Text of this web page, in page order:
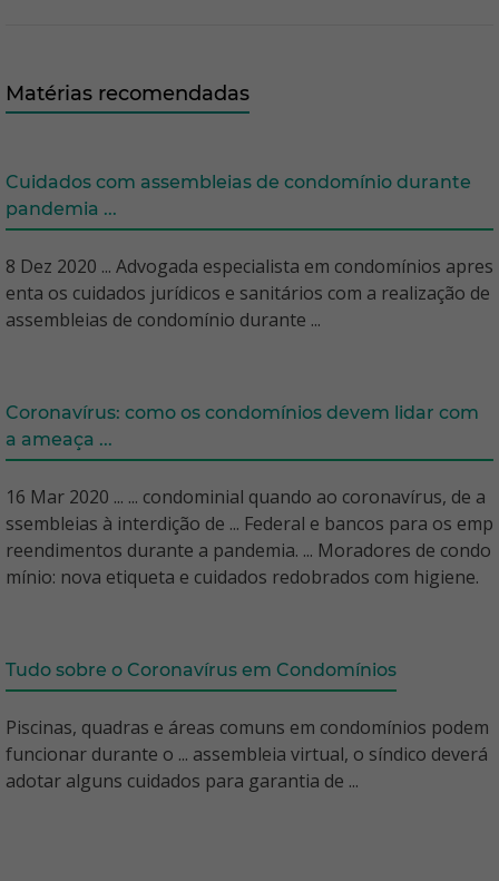
Matérias recomendadas
Cuidados com assembleias de condomínio durante
pandemia ...
8 Dez 2020 ... Advogada especialista em condomínios apres
enta os cuidados jurídicos e sanitários com a realização de
assembleias de condomínio durante ...
Coronavírus: como os condomínios devem lidar com
a ameaça ...
16 Mar 2020 ... ... condominial quando ao coronavírus, de a
ssembleias à interdição de ... Federal e bancos para os emp
reendimentos durante a pandemia. ... Moradores de condo
mínio: nova etiqueta e cuidados redobrados com higiene.
Tudo sobre o Coronavírus em Condomínios
Piscinas, quadras e áreas comuns em condomínios podem
funcionar durante o ... assembleia virtual, o síndico deverá
adotar alguns cuidados para garantia de ...